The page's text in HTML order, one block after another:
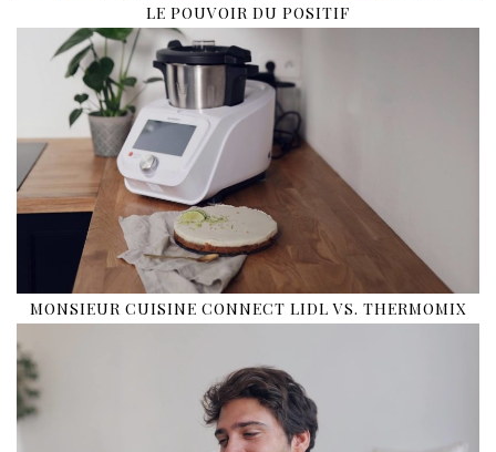
LE POUVOIR DU POSITIF
MONSIEUR CUISINE CONNECT LIDL VS. THERMOMIX